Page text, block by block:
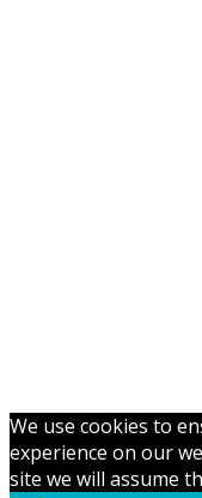
We use cookies to
experience on our
site we will assume